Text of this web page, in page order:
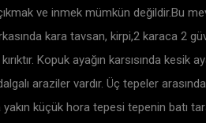
ve inmek mümkün değildir.Bu
kara tavsan, kirpi,2 karaca 2
Kopuk ayağın karsısında kesik
araziler vardır. Üç tepeler
küçük hora tepesi tepenin batı